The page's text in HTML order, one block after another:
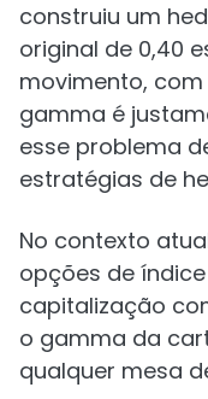
construiu um
original de 0,40
movimento,
gamma é
esse problema
estratégias de
No contexto
opções de
capitalização
o gamma da
qualquer mesa